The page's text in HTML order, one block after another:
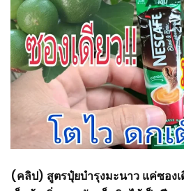
(คลิป) สูตรปุ๋ยบำรุงมะนาว แค่ซอง